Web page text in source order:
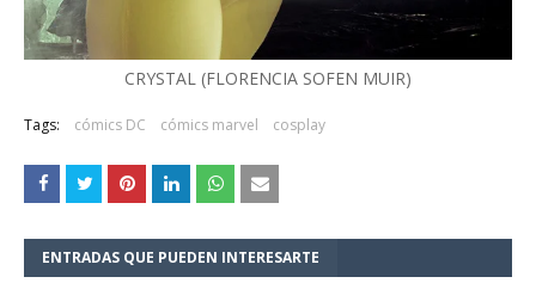
CRYSTAL (FLORENCIA SOFEN MUIR)
Tags: cómics DC cómics marvel cosplay
ENTRADAS QUE PUEDEN INTERESARTE